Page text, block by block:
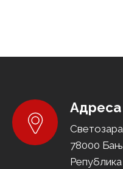
Адреса
78000